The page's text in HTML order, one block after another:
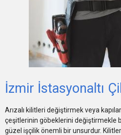
İzmir İstasyonaltı
Arızalı kilitleri değiştirmek veya
çeşitlerinin göbeklerini değiştirmekle
güzel işçilik önemli bir unsurdur.